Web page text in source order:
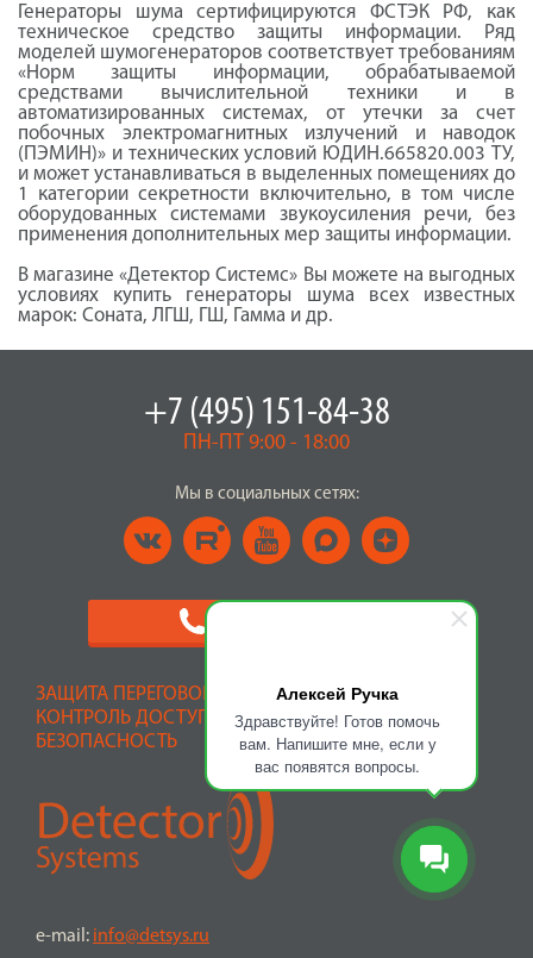
Алексей Ручка
Здравствуйте! Готов помочь
вам. Напишите мне, если у
вас появятся вопросы.
Генераторы шума сертифицируются ФСТЭК РФ, как
техническое средство защиты информации. Ряд
моделей шумогенераторов соответствует требованиям
«Норм защиты информации, обрабатываемой
средствами вычислительной техники и в
автоматизированных системах, от утечки за счет
побочных электромагнитных излучений и наводок
(ПЭМИН)» и технических условий ЮДИН.665820.003 ТУ,
и может устанавливаться в выделенных помещениях до
1 категории секретности включительно, в том числе
оборудованных системами звукоусиления речи, без
применения дополнительных мер защиты информации.
В магазине «Детектор Системс» Вы можете на выгодных
условиях купить генераторы шума всех известных
марок: Соната, ЛГШ, ГШ, Гамма и др.
ЗАЩИТА ПЕРЕГОВОРОВ, ВИДЕОНАБЛЮДЕНИЕ,
КОНТРОЛЬ ДОСТУПА, ОХРАННО-ПОЖАРНАЯ
БЕЗОПАСНОСТЬ
e-mail: info@detsys.ru
+7 (495) 151-84-38
ПН-ПТ 9:00 - 18:00
Мы в социальных сетях: